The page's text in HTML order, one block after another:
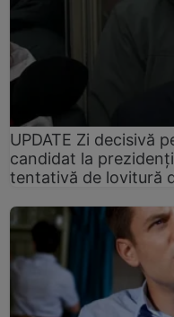
UPDATE Zi decisivă
candidat la
tentativă de lovitură